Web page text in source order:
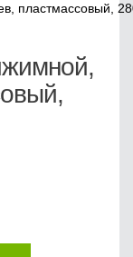
пластмассовый,